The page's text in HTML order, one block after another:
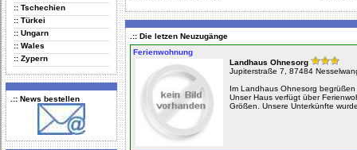
:: Tschechien
:: Türkei
:: Ungarn
:: Wales
:: Zypern
.:: News bestellen
.:: Die letzen Neuzugänge
Ferienwohnung
Landhaus Ohnesorg
Jupiterstraße 7, 87484
Im Landhaus Ohnesorg begrüßen
Unser Haus verfügt über
Größen. Unsere Unterkünfte